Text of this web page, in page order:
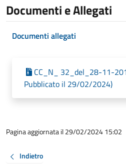
Documenti e Allegati
Documenti allegati
CC_N_ 32_del_28-11-
Pubblicato il 29/02/2024)
Pagina aggiornata il 29/02/2024 15:02
Indietro